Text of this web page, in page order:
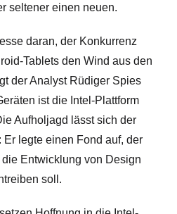
seltener einen neuen.
daran, der Konkurrenz
Tablets den Wind aus den
der Analyst Rüdiger Spies
ist die Intel-Plattform
Aufholjagd lässt sich der
legte einen Fond auf, der
Entwicklung von Design
soll.